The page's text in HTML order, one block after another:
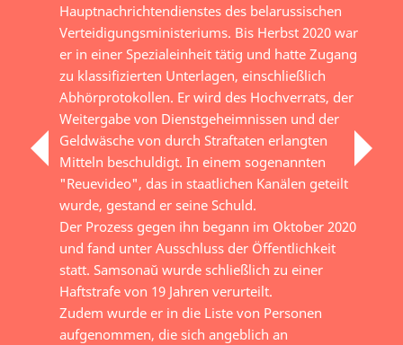
Hauptnachrichtendienstes des belarussischen
Verteidigungsministeriums. Bis Herbst 2020 war
er in einer Spezialeinheit tätig und hatte Zugang
zu klassifizierten Unterlagen, einschließlich
Abhörprotokollen. Er wird des Hochverrats, der
Weitergabe von Dienstgeheimnissen und der
Geldwäsche von durch Straftaten erlangten
Mitteln beschuldigt. In einem sogenannten
"Reuevideo", das in staatlichen Kanälen geteilt
wurde, gestand er seine Schuld.
Der Prozess gegen ihn begann im Oktober 2020
und fand unter Ausschluss der Öffentlichkeit
statt. Samsonaŭ wurde schließlich zu einer
Haftstrafe von 19 Jahren verurteilt.
Zudem wurde er in die Liste von Personen
aufgenommen, die sich angeblich an